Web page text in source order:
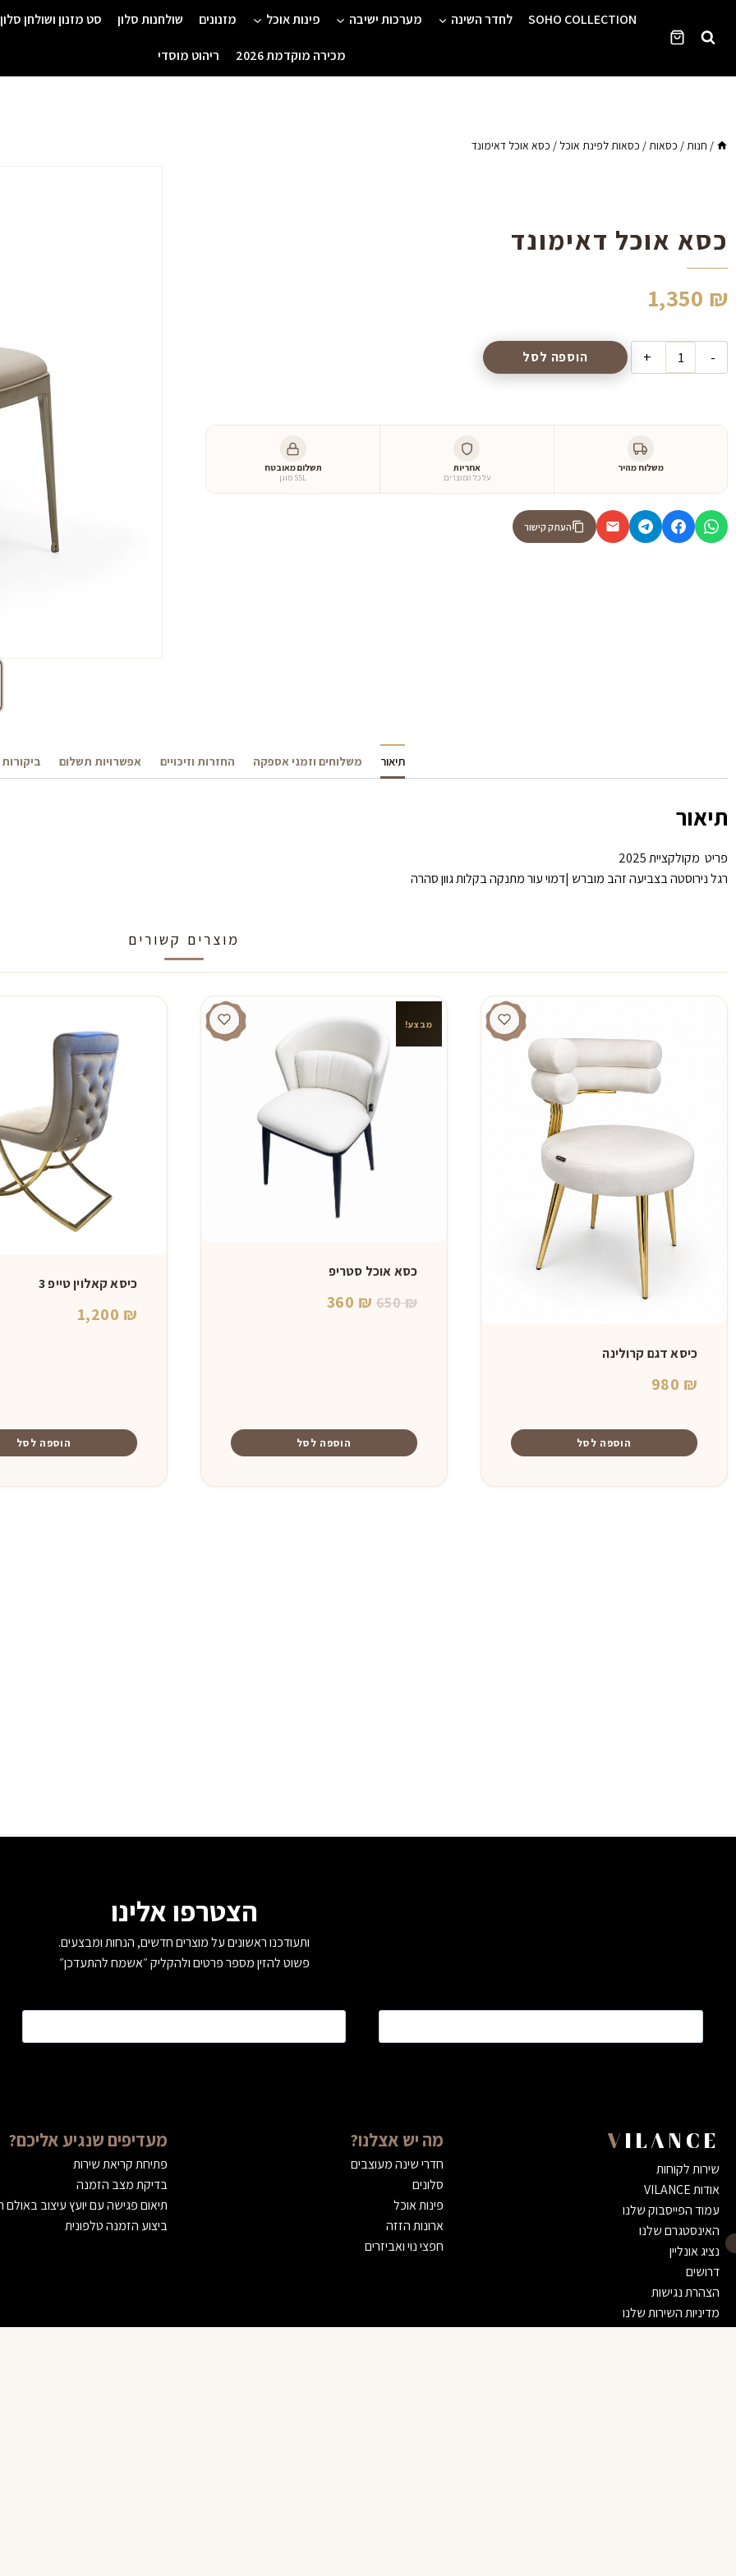
SOHO COLLECTION לחדר השינה מערכות ישיבה פינות אוכל מזנונים שולחנות סלון סט מזנון ושולחן סלון
מכירה מוקדמת 2026 ריהוט מוסדי
/ חנות/ כסאות/ כסאות לפינת אוכל / כסא אוכל דאימונד
כסא אוכל דאימונד
1,350 ₪
הוספה לסל
משלוח מהיר אחריות
על כל המוצרים
תשלום מאובטח
SSL מוגן
העתק קישור
תיאור משלוחים וזמני אספקה החזרות וזיכויים אפשרויות תשלום
תיאור
פריט מקולקציית 2025
רגל נירוסטה בצביעה זהב מוברש |דמוי עור מתנקה בקלות גוון סהרה
מוצרים קשורים
כיסא דגם קרולינה
980 ₪
הוספה לסל
מבצע!
כסא אוכל סטריפ
650₪
המחיר
360 ₪
המחיר
הוספה לסל
כיסא קאלוין טייפ 3
1,200 ₪
הוספה לסל
הצטרפו אלינו
ותעודכנו ראשונים על מוצרים חדשים, הנחות ומבצעים.
פשוט להזין מספר פרטים ולהקליק ״אשמח להתעדכן״
VILANCE
שירות לקוחות
אודות VILANCE
עמוד הפייסבוק שלנו
האינסטגרם שלנו
נציג אונליין
דרושים
הצהרת נגישות
מדיניות השירות שלנו
מה יש אצלנו?
חדרי שינה מעוצבים
סלונים
פינות אוכל
ארונות הזזה
חפצי נוי ואביזרים
מעדיפים שנגיע אליכם?
פתיחת קריאת שירות
בדיקת מצב הזמנה
תיאום פגישה עם יועץ עיצוב באולם
ביצוע הזמנה טלפונית